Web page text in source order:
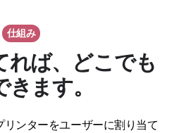
仕組み
れば、どこでも
ます。
ンターをユーザーに割り当て